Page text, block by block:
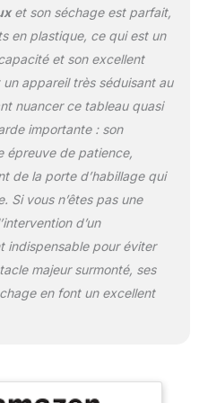
continuer, pour une
éclatante à
fois. Avec
la porte de
lave-vaisselle
une
le programme
permettant un
naturel et
Plus besoin de
à la main,
du temps et
l'énergie. Optez pour
utilisation efficace
notre fonction
et son séchage est parfait,
en plastique, ce qui est un
et son excellent
appareil très séduisant au
nuancer ce tableau quasi
importante : son
épreuve de patience,
de la porte d’habillage qui
Si vous n’êtes pas une
d’un
indispensable pour éviter
majeur surmonté, ses
en font un excellent